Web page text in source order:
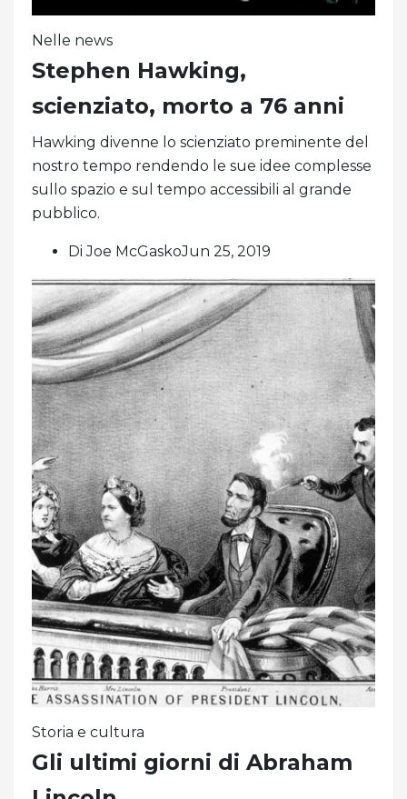
Nelle news
Stephen Hawking,
scienziato, morto a 76 anni
Hawking divenne lo scienziato preminente del
nostro tempo rendendo le sue idee complesse
sullo spazio e sul tempo accessibili al grande
pubblico.
Di Joe McGaskoJun 25, 2019
Storia e cultura
Gli ultimi giorni di Abraham